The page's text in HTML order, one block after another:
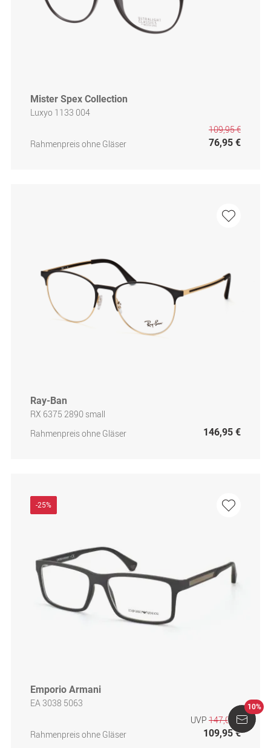
Mister Spex Collection
Luxyo 1133 004
Rahmenpreis ohne Gläser
109,95 €
76,95 €
Ray-Ban
RX 6375 2890 small
Rahmenpreis ohne Gläser
146,95 €
-25%
Emporio Armani
EA 3038 5063
Rahmenpreis ohne Gläser
UVP 147,00 €
109,95 €
10%